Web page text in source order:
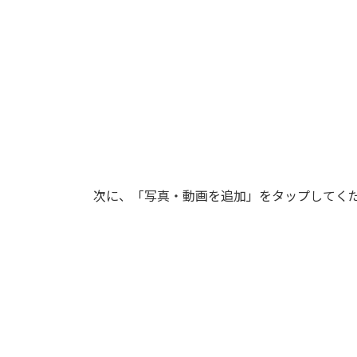
次に、「写真・動画を追加」をタップしてく